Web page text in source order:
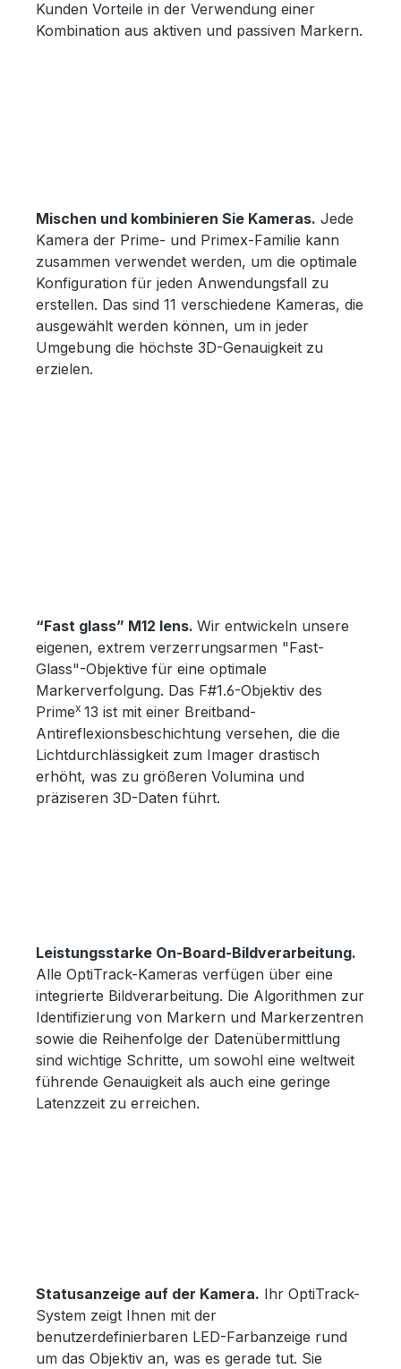
Kunden Vorteile in der Verwendung einer
Kombination aus aktiven und passiven Markern.
Mischen und kombinieren Sie Kameras. Jede
Kamera der Prime- und Primex-Familie kann
zusammen verwendet werden, um die optimale
Konfiguration für jeden Anwendungsfall zu
erstellen. Das sind 11 verschiedene Kameras, die
ausgewählt werden können, um in jeder
Umgebung die höchste 3D-Genauigkeit zu
erzielen.
“Fast glass” M12 lens. Wir entwickeln unsere
eigenen, extrem verzerrungsarmen "Fast-
Glass"-Objektive für eine optimale
Markerverfolgung. Das F#1.6-Objektiv des
Primex 13 ist mit einer Breitband-
Antireflexionsbeschichtung versehen, die die
Lichtdurchlässigkeit zum Imager drastisch
erhöht, was zu größeren Volumina und
präziseren 3D-Daten führt.
Leistungsstarke On-Board-Bildverarbeitung.
Alle OptiTrack-Kameras verfügen über eine
integrierte Bildverarbeitung. Die Algorithmen zur
Identifizierung von Markern und Markerzentren
sowie die Reihenfolge der Datenübermittlung
sind wichtige Schritte, um sowohl eine weltweit
führende Genauigkeit als auch eine geringe
Latenzzeit zu erreichen.
Statusanzeige auf der Kamera. Ihr OptiTrack-
System zeigt Ihnen mit der
benutzerdefinierbaren LED-Farbanzeige rund
um das Objektiv an, was es gerade tut. Sie